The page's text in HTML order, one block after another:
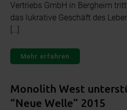
Vertriebs GmbH in Bergheim
das lukrative Geschäft des
[…]
Mehr erfahren
Monolith West
“Neue Welle” 2015